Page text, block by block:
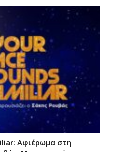
Αφιέρωμα στη